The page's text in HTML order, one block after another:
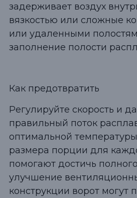
задерживает воздух
вязкостью или сложные
или удаленными
заполнение полости
Как предотвратить
Регулируйте скорость и
правильный поток
оптимальной
размера порции для
помогают достичь
улучшение
конструкции ворот могут